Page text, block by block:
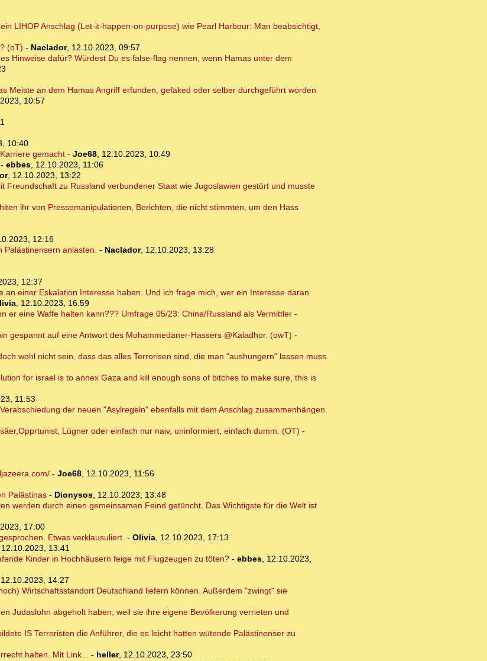
LIHOP Anschlag (Let-it-happen-on-purpose) wie Pearl Harbour: Man beabsichtigt,
(oT) - Naclador, 12.10.2023, 09:57
Hinweise dafür? Würdest Du es false-flag nennen, wenn Hamas unter dem
Meiste an dem Hamas Angriff erfunden, gefaked oder selber durchgeführt worden
10:57
10:40
gemacht- Joe68, 12.10.2023, 10:49
- ebbes, 12.10.2023, 11:06
, 12.10.2023, 13:22
Freundschaft zu Russland verbundener Staat wie Jugoslawien gestört und musste
ihr von Pressemanipulationen, Berichten, die nicht stimmten, um den Hass
12:16
Palästinensern anlasten. - Naclador, 12.10.2023, 13:28
12:37
einer Eskalation Interesse haben. Und ich frage mich, wer ein Interesse daran
, 12.10.2023, 16:59
er eine Waffe halten kann??? Umfrage 05/23: China/Russland als Vermittler-
gespannt auf eine Antwort des Mohammedaner-Hassers @Kaladhor. (owT) -
wohl nicht sein, dass das alles Terrorisen sind, die man "aushungern" lassen muss.
for israel is to annex Gaza and kill enough sons of bitches to make sure, this is
11:53
der neuen "Asylregeln" ebenfalls mit dem Anschlag zusammenhängen.
Lügner oder einfach nur naiv, uninformiert, einfach dumm. (OT) -
- Joe68, 12.10.2023, 11:56
Palästinas- Dionysos, 12.10.2023, 13:48
werden durch einen gemeinsamen Feind getüncht. Das Wichtigste für die Welt ist
17:00
Etwas verklausuliert. - Olivia, 12.10.2023, 17:13
12.10.2023, 13:41
Kinder in Hochhäusern feige mit Flugzeugen zu töten?- ebbes, 12.10.2023,
12.10.2023, 14:27
Wirtschaftsstandort Deutschland liefern können. Außerdem "zwingt" sie
Judaslohn abgeholt haben, weil sie ihre eigene Bevölkerung verrieten und
IS Terroristen die Anführer, die es leicht hatten wütende Palästinenser zu
halten. Mit Link... - heller, 12.10.2023, 23:50